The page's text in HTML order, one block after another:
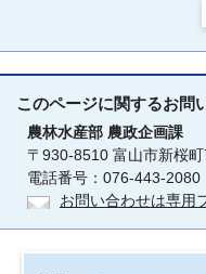
このページに関するお問
農林水産部 農政企画課
〒930-8510 富山市新桜
電話番号：076-443-2080
お問い合わせは専用